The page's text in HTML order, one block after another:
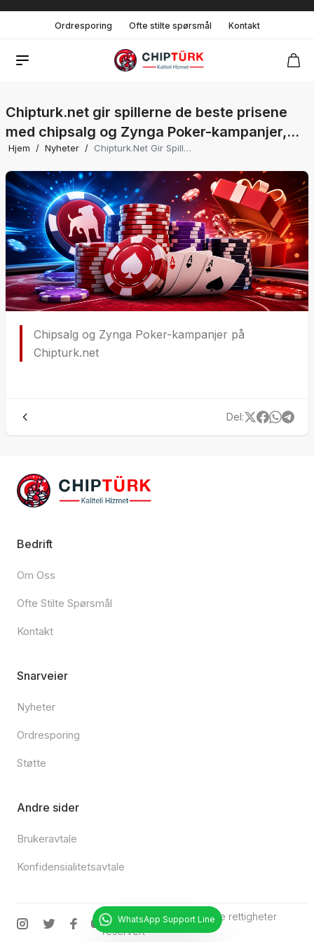
Ordresporing Ofte stilte spørsmål Kontakt
Chipturk.net gir spillerne de beste prisene
med chipsalg og Zynga Poker-kampanjer,
samt uavbrutt service 24/7.
Hjem / Nyheter / Chipturk.net Gir Spillerne De Beste Prisene Med Chipsalg Og Zynga Poker-Kampanjer, Samt Uavbrutt Service 24/7.
Chipsalg og Zynga Poker-kampanjer på
Chipturk.net
Del:
Bedrift
Om Oss
Ofte Stilte Spørsmål
Kontakt
Snarveier
Nyheter
Ordresporing
Støtte
Andre sider
Brukeravtale
Konfidensialitetsavtale
© 2025 Chipturk.net •Alle rettigheter
reservert
WhatsApp Support Line